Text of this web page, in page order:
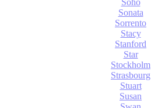
Sonata
Sorrento
Stacy
Stanford
Star
Stockholm
Strasbourg
Stuart
Susan